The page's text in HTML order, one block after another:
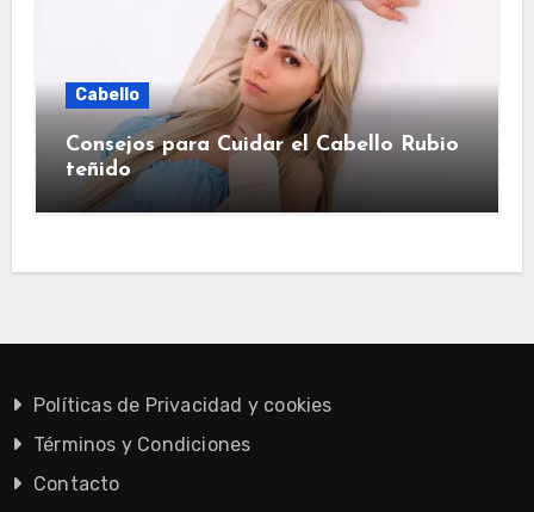
Cabello
Consejos para Cuidar el Cabello Rubio
teñido
Políticas de Privacidad y cookies
Términos y Condiciones
Contacto